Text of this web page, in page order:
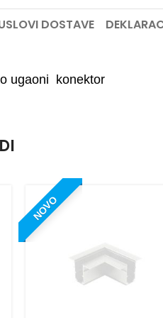
DOSTAVE
ugaoni konektor
NOVO